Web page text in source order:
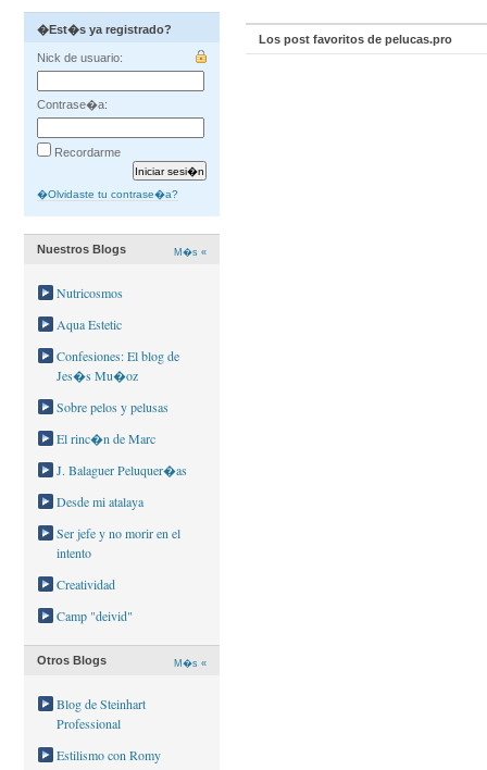
�Est�s ya registrado?
Nick de usuario:
Contrase�a:
Recordarme
�Olvidaste tu contrase�a?
Nuestros Blogs M�s «
Nutricosmos
Aqua Estetic
Confesiones: El blog de
Jes�s Mu�oz
Sobre pelos y pelusas
El rinc�n de Marc
J. Balaguer Peluquer�as
Desde mi atalaya
Ser jefe y no morir en el
intento
Creatividad
Camp "deivid"
Otros Blogs M�s «
Blog de Steinhart
Professional
Estilismo con Romy
Los post favoritos de pelucas.pro